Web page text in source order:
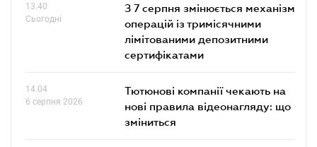
13.40
Сьогодні
З 7 серпня змінюється механізм
операцій із тримісячними
лімітованими депозитними
сертифікатами
14.04
6 серпня 2026
Тютюнові компанії чекають на
нові правила відеонагляду: що
зміниться